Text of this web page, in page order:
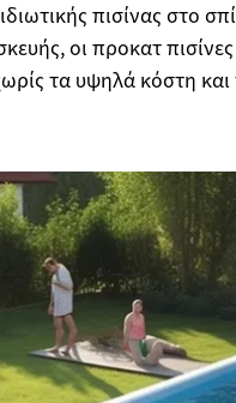
πισίνας στο
οι προκατ
τα υψηλά κόστη